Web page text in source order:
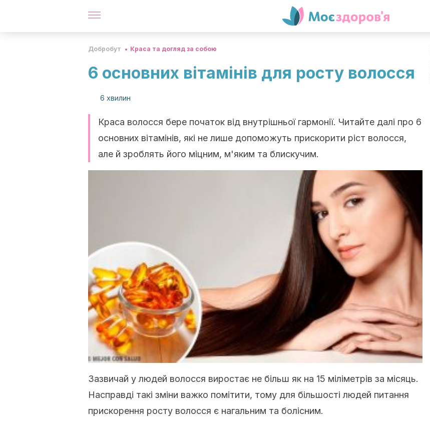
Добробут Краса та догляд за собою
6 основних вітамінів для росту волосся
6 хвилин
Краса волосся бере початок від внутрішньої гармонії. Читайте далі про 6
основних вітамінів, які не лише допоможуть прискорити ріст волосся,
але й зроблять його міцним, м'яким та блискучим.
Зазвичай у людей волосся виростає не більш як на 15 міліметрів за місяць.
Насправді такі зміни важко помітити, тому для більшості людей питання
прискорення росту волосся є нагальним та болісним.